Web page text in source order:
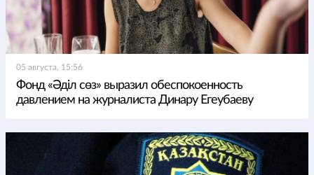
05 августа, 15:56
Фонд «Әділ сөз» выразил обеспокоенность
давлением на журналиста Динару Егеубаеву